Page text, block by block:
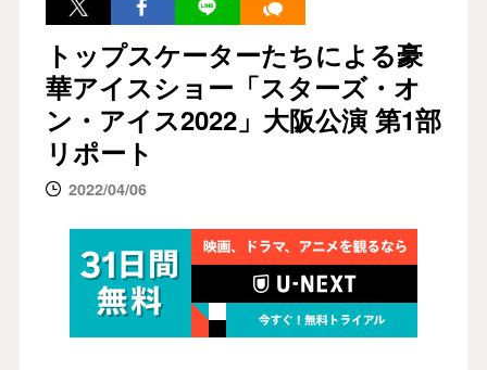
トップスケーターたちによる豪
華アイスショー「スターズ・オ
ン・アイス2022」大阪公演 第1部
リポート
2022/04/06